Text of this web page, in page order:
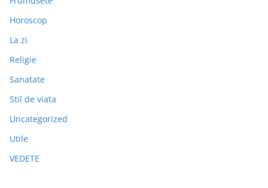
Horoscop
La zi
Religie
Sanatate
Stil de viata
Uncategorized
Utile
VEDETE